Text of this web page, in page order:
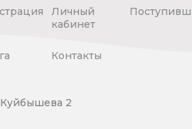
Личный
кабинет
Контакты
Куйбышева 2